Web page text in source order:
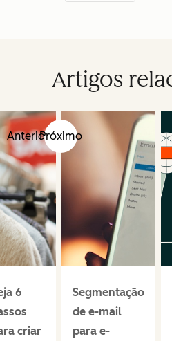
Artigos
AnteriorPróximo
6
criar
Segmentação
de e-mail
para e-